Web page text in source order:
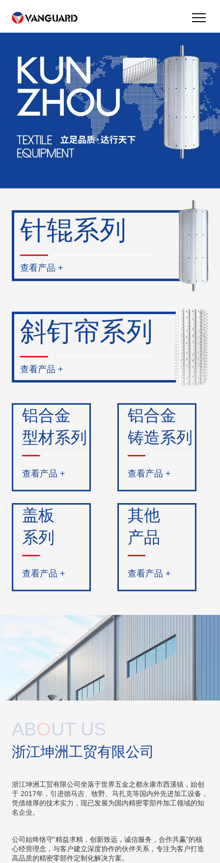
针辊系列
查看产品 +
斜钉帘系列
查看产品 +
铝合金
型材系列
查看产品 +
铝合金
铸造系列
查看产品 +
盖板
系列
查看产品 +
其他
产品
查看产品 +
ABOUT US
浙江坤洲工贸有限公司
浙江坤洲工贸有限公司坐落于世界五金之都永康市西溪镇，始创
于 2017年，引进德马吉、牧野、马扎克等国内外先进加工设备，
凭借雄厚的技术实力，现已发展为国内精密零部件加工领域的知
名企业。
公司始终恪守“精益求精，创新致远，诚信服务，合作共赢”的核
心经营理念，与客户建立深度协作的伙伴关系，专注为客户打造
高品质的精密零部件定制化解决方案。